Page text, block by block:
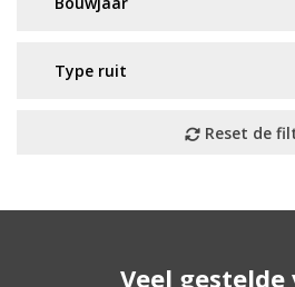
Veel gestelde